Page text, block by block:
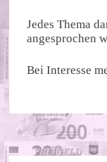
Jedes Thema
angesprochen
Bei Interesse